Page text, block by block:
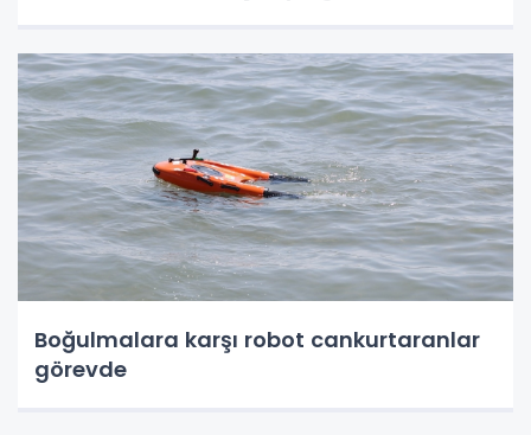
Boğulmalara karşı robot cankurtaranlar
görevde